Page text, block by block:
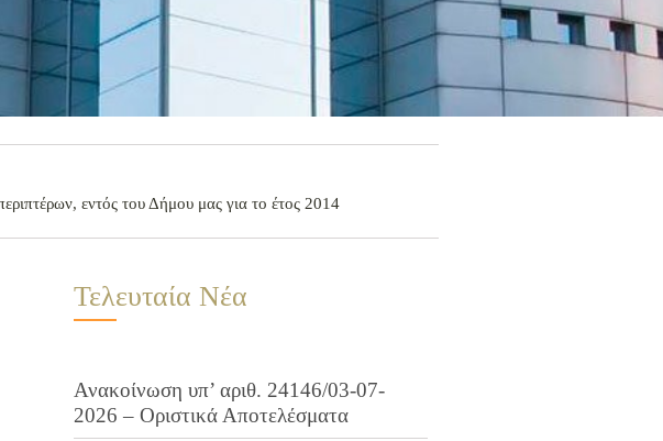
εντός του Δήμου μας για το έτος 2014
Τελευταία Νέα
Ανακοίνωση υπ’ αριθ. 24146/03-07-
2026 – Οριστικά Αποτελέσματα